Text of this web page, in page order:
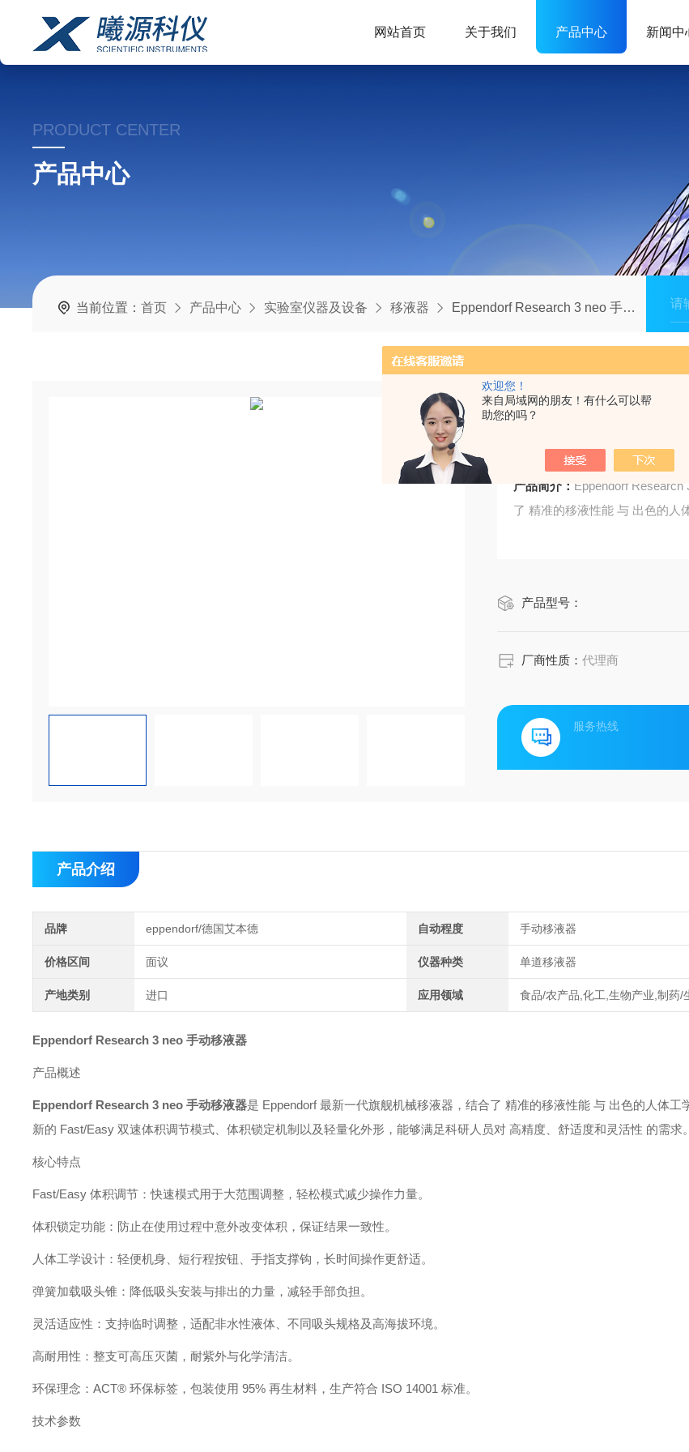
欢迎您！
来自局域网的朋友！有什么可以帮
助您的吗？
网站首页 关于我们 产品中心 新闻中
PRODUCT CENTER
产品中心
当前位置：首页 产品中心 实验室仪器及设备 移液器 Eppendorf Research 3 neo 手动移液器
Eppendorf
产品简介： Eppendorf
了 精准的移液性能 与 出色的人
产品型号：
厂商性质：代理商
服务热线
产品介绍
品牌 eppendorf/德国艾本德 自动程度 手动移液器
价格区间 面议 仪器种类 单道移液器
产地类别 进口 应用领域 食品/农产品,化工,生物产业,制药/
Eppendorf Research 3 neo 手动移液器
产品概述
Eppendorf Research 3 neo 手动移液器是 Eppendorf 最新一代旗舰机械移液器，结合了 精准的移液性能 与 出色的人体工
新的 Fast/Easy 双速体积调节模式、体积锁定机制以及轻量化外形，能够满足科研人员对 高精度、舒适度和灵活性 的需求。
核心特点
Fast/Easy 体积调节：快速模式用于大范围调整，轻松模式减少操作力量。
体积锁定功能：防止在使用过程中意外改变体积，保证结果一致性。
人体工学设计：轻便机身、短行程按钮、手指支撑钩，长时间操作更舒适。
弹簧加载吸头锥：降低吸头安装与排出的力量，减轻手部负担。
灵活适应性：支持临时调整，适配非水性液体、不同吸头规格及高海拔环境。
高耐用性：整支可高压灭菌，耐紫外与化学清洁。
环保理念：ACT® 环保标签，包装使用 95% 再生材料，生产符合 ISO 14001 标准。
技术参数